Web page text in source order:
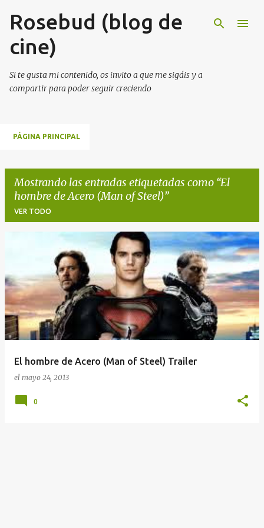
Ir al contenido principal
Rosebud (blog de
cine)
Si te gusta mi contenido, os invito a que me sigáis y a
compartir para poder seguir creciendo
PÁGINA PRINCIPAL
Mostrando las entradas etiquetadas como El
hombre de Acero (Man of Steel)
VER TODO
t
r
a
d
El hombre de Acero (Man of Steel) Trailer
el mayo 24, 2013
0